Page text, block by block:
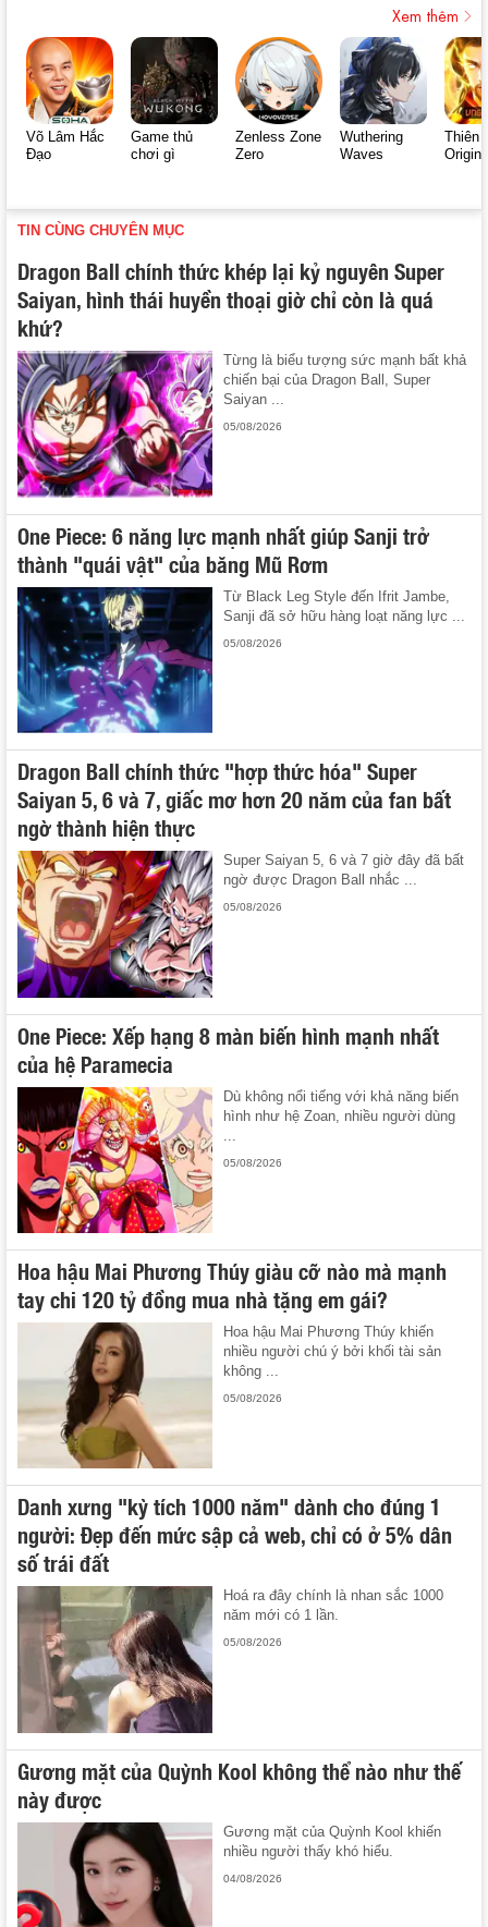
Xem thêm
Võ Lâm Hắc
Đạo
Game thủ
chơi gì
Zenless Zone
Zero
Wuthering
Waves
Thiên
Origin
TIN CÙNG CHUYÊN MỤC
Dragon Ball chính thức khép lại kỷ nguyên Super
Saiyan, hình thái huyền thoại giờ chỉ còn là quá
khứ?
Từng là biểu tượng sức mạnh bất khả
chiến bại của Dragon Ball, Super
Saiyan ...
05/08/2026
One Piece: 6 năng lực mạnh nhất giúp Sanji trở
thành "quái vật" của băng Mũ Rơm
Từ Black Leg Style đến Ifrit Jambe,
Sanji đã sở hữu hàng loạt năng lực ...
05/08/2026
Dragon Ball chính thức "hợp thức hóa" Super
Saiyan 5, 6 và 7, giấc mơ hơn 20 năm của fan bất
ngờ thành hiện thực
Super Saiyan 5, 6 và 7 giờ đây đã bất
ngờ được Dragon Ball nhắc ...
05/08/2026
One Piece: Xếp hạng 8 màn biến hình mạnh nhất
của hệ Paramecia
Dù không nổi tiếng với khả năng biến
hình như hệ Zoan, nhiều người dùng
05/08/2026
Hoa hậu Mai Phương Thúy giàu cỡ nào mà mạnh
tay chi 120 tỷ đồng mua nhà tặng em gái?
Hoa hậu Mai Phương Thúy khiến
nhiều người chú ý bởi khối tài sản
không ...
05/08/2026
Danh xưng "kỳ tích 1000 năm" dành cho đúng 1
người: Đẹp đến mức sập cả web, chỉ có ở 5% dân
số trái đất
Hoá ra đây chính là nhan sắc 1000
năm mới có 1 lần.
05/08/2026
Gương mặt của Quỳnh Kool không thể nào như thế
này được
Gương mặt của Quỳnh Kool khiến
nhiều người thấy khó hiểu.
04/08/2026